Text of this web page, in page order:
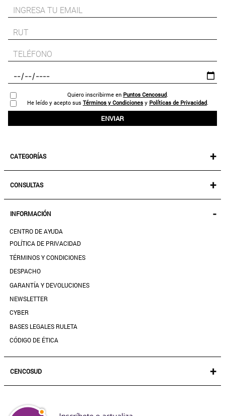
Quiero inscribirme en Puntos Cencosud.
He leído y acepto sus Términos y Condiciones y Políticas de Privacidad.
ENVIAR
CATEGORÍAS +
MUJER
ACCESORIOS
CALZADO
SALE
CONSULTAS +
SEGUIR MI PEDIDO
DESCARGA TU BOLETA AQUÍ
MIS FAVORITOS
GUÍA DE TALLAS
CONTACTANOS
TIENDAS
PREGUNTAS FRECUENTES
INFORMACIÓN -
CENTRO DE AYUDA
POLÍTICA DE PRIVACIDAD
TÉRMINOS Y CONDICIONES
DESPACHO
GARANTÍA Y DEVOLUCIONES
NEWSLETTER
CYBER
BASES LEGALES RULETA
CÓDIGO DE ÉTICA
CENCOSUD +
SEGURO CENCOSUD